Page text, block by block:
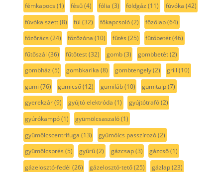
fémkapocs (1) fésű(4) fólia (3) földgáz (11) fúvóka (42)
fúvóka szett(8) fül (32) főkapcsoló(2) főzőlap(64)
főzőrács (24) főzőzóna (10) fűtés (25) fűtőbetét(46)
fűtőszál (36) fűtőtest(32) gomb(3) gombbetét(2)
gombház (5) gombkarika (8) gombtengely(2) grill (10)
gumi (76) gumicső(12) gumiláb(10) gumitalp(7)
gyerekzár(9) gyújtó elektróda (1) gyújtótrafó(2)
gyúrókampó(1) gyümölcsaszaló(1)
gyümölcscentrifuga (13) gyümölcs passzírozó(2)
gyümölcsprés (5) gyűrű(2) gázcsap(3) gázcső(1)
gázelosztó-fedél (26) gázelosztó-tető(25) gázlap(23)